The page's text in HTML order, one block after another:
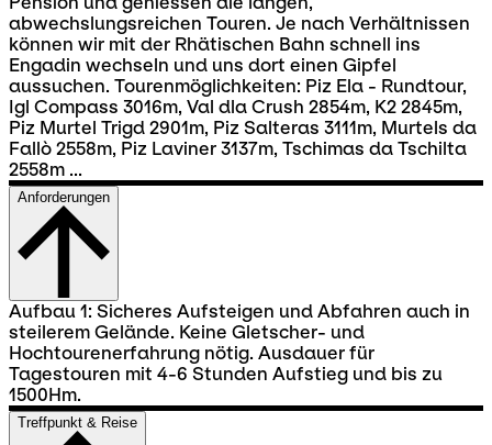
abwechslungsreichen Touren. Je nach Verhältnissen
können wir mit der Rhätischen Bahn schnell ins
Engadin wechseln und uns dort einen Gipfel
aussuchen. Tourenmöglichkeiten: Piz Ela - Rundtour,
Igl Compass 3016m, Val dla Crush 2854m, K2 2845m,
Piz Murtel Trigd 2901m, Piz Salteras 3111m, Murtels da
Fallò 2558m, Piz Laviner 3137m, Tschimas da Tschilta
2558m ...
Anforderungen
Aufbau 1: Sicheres Aufsteigen und Abfahren auch in
steilerem Gelände. Keine Gletscher- und
Hochtourenerfahrung nötig. Ausdauer für
Tagestouren mit 4-6 Stunden Aufstieg und bis zu
1500Hm.
Treffpunkt & Reise